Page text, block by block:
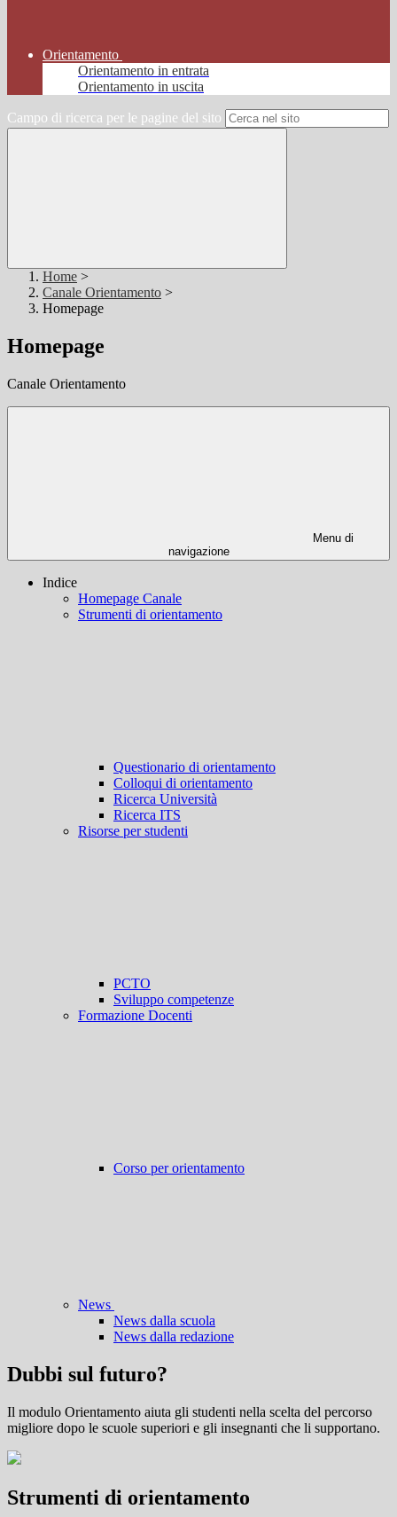
Orientamento
Orientamento in entrata
Orientamento in uscita
Campo di ricerca per le pagine del sito
Home >
Canale Orientamento >
Homepage
Homepage
Canale Orientamento
Menu di
navigazione
Indice
Homepage Canale
Strumenti di orientamento
Questionario di orientamento
Colloqui di orientamento
Ricerca Università
Ricerca ITS
Risorse per studenti
PCTO
Sviluppo competenze
Formazione Docenti
Corso per orientamento
News
News dalla scuola
News dalla redazione
Dubbi sul futuro?
Il modulo Orientamento aiuta gli studenti nella scelta del percorso
migliore dopo le scuole superiori e gli insegnanti che li supportano.
Strumenti di orientamento